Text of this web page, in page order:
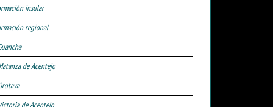
insular
regional
de Acentejo